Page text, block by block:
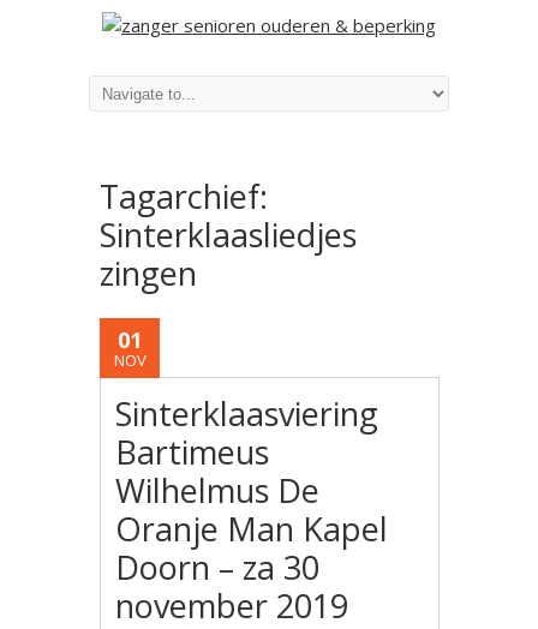
Tagarchief:
Sinterklaasliedjes
zingen
01
NOV
Sinterklaasviering
Bartimeus
Wilhelmus De
Oranje Man Kapel
Doorn – za 30
november 2019